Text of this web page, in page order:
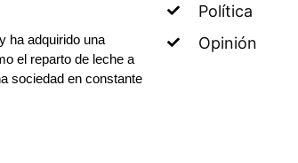
ha adquirido una
el reparto de leche a
sociedad en constante
Política
Opinión